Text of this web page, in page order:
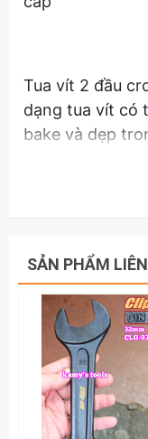
Tua vít 2 đầu
dạng tua vít có
bake và dẹp
Phần cán
Hãy liên hệ
thông thi chi
Crossman
SẢN PHẨM